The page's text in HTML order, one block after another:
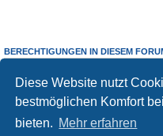
Diese Website nutzt
bestmöglichen Komfort
bieten. Mehr erfahren
BERECHTIGUNGEN IN DIESEM
Du darfst
keine Antworten zu Themen in
Du darfst deine Beiträge in diesem
Du darfst deine Beiträge in diesem Forum
keine